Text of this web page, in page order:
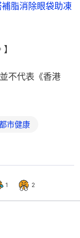
脂消除眼袋助凍
不代表《香港
市健康
1 2